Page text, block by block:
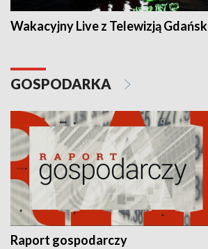
Wakacyjny Live z Telewizją Gdańsk
GOSPODARKA
Raport gospodarczy